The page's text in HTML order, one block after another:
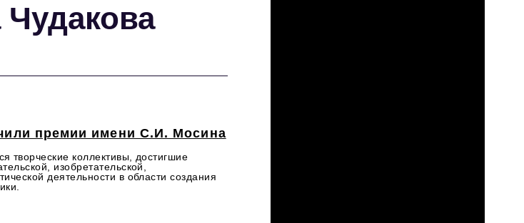
премии имени С.И. Мосина
творческие коллективы, достигшие
изобретательской,
деятельности в области создания